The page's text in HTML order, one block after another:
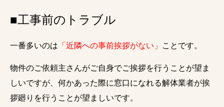
■工事前のトラブル
一番多いのは 「近隣への事前挨拶がない」 ことです。
物件のご依頼主さんがご自身でご挨拶を行うことが望ま
しいですが、何かあった際に窓口になれる解体業者が挨
拶廻りを行うことが望ましいです。